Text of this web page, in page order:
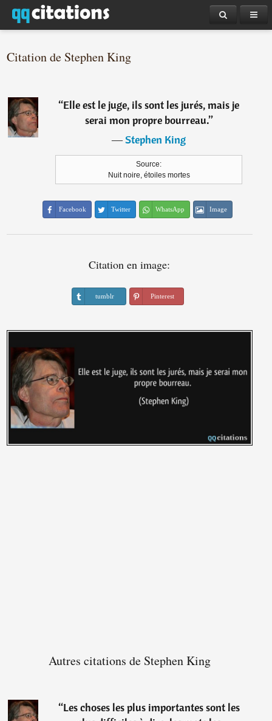
Citation de Stephen King
“Elle est le juge, ils sont les jurés, mais je
serai mon propre bourreau.”
―Stephen King
Source:
Nuit noire, étoiles mortes
Facebook Twitter WhatsApp Image
Citation en image:
tumblr Pinterest
Autres citations de Stephen King
“Les choses les plus importantes sont les